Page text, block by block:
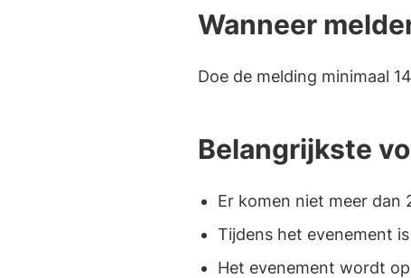
Wanneer
Doe de melding minimaal
Belangrijkste
Er komen niet meer dan
Tijdens het evenement
Het evenement wordt